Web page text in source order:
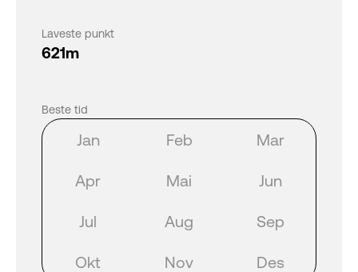
Laveste punkt
621m
Beste tid
Jan Feb Mar
Apr Mai Jun
Jul Aug Sep
Okt Nov Des